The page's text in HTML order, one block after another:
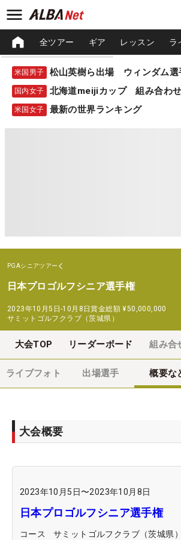
全ツアー ギア レッスン ラ
米国男子 松山英樹ら出場 ウィンダム選
国内女子 北海道meijiカップ 組み合わせ
米国女子 最新の世界ランキング
PGAシニアツアー
日本プロゴルフシニア選手権
2023年10月5日-10月8日賞金総額 ¥50,000,000
サミットゴルフクラブ（茨城県）
大会TOP リーダーボード 組み合
ライブフォト 出場選手 概要な
大会概要
2023年10月5日〜2023年10月8日
日本プロゴルフシニア選手権
コース
サミットゴルフクラブ（茨城県）